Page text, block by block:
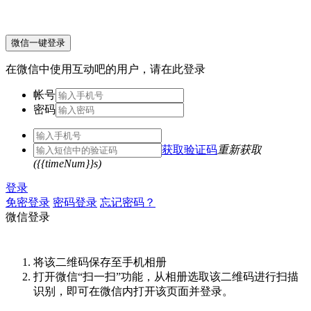
微信一键登录
在微信中使用互动吧的用户，请在此登录
帐号
密码
获取验证码重新获取
({{timeNum}}s)
登录
免密登录 密码登录 忘记密码？
微信登录
将该二维码保存至手机相册
打开微信“扫一扫”功能，从相册选取该二维码进行扫描
识别，即可在微信内打开该页面并登录。